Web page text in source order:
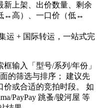
新上架、出价数量、剩余
↔高）、一口价（低↔
运 + 国际转运，一站式完
框输入「型号/系列/年份」
的筛选与排序； 建议先
价或合适的竞拍时段。 如
PayPay 跳蚤/骏河屋 等